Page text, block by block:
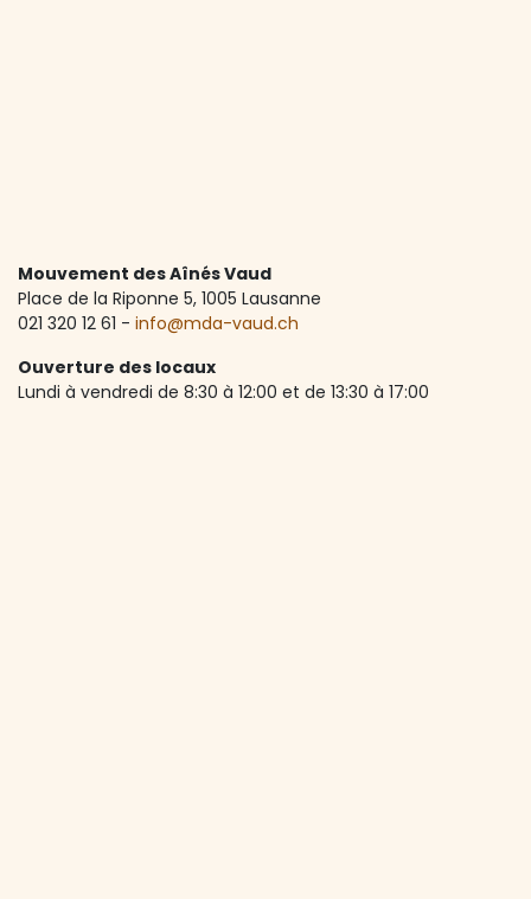
Mouvement des Aînés Vaud
Place de la Riponne 5, ​1005 Lausanne
021 320 12 61 - info@mda-vaud.ch
Ouverture des locaux
Lundi à vendredi de 8:30 à 12:00 et de 13:30 à 17:00